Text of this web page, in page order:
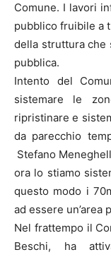
Comune. I lavori
pubblico fruibile a
della struttura che
pubblica.
Intento del
sistemare le
ripristinare e
da parecchio
Stefano
ora lo stiamo
questo modo i
ad essere un’area
Nel frattempo il
Beschi, ha